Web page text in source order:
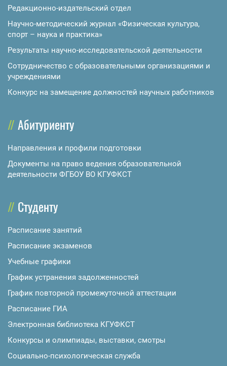
Редакционно-издательский отдел
Научно-методический журнал «Физическая культура,
спорт – наука и практика»
Результаты научно-исследовательской деятельности
Сотрудничество с образовательными организациями и
учреждениями
Конкурс на замещение должностей научных работников
Абитуриенту
Направления и профили подготовки
Документы на право ведения образовательной
деятельности ФГБОУ ВО КГУФКСТ
Студенту
Расписание занятий
Расписание экзаменов
Учебные графики
График устранения задолженностей
График повторной промежуточной аттестации
Расписание ГИА
Электронная библиотека КГУФКСТ
Конкурсы и олимпиады, выставки, смотры
Социально-психологическая служба